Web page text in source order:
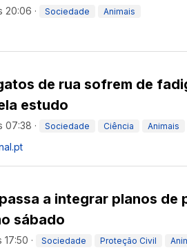
20:06 · Sociedade Animais
de rua sofrem de
estudo
07:38 · Sociedade Ciência Animais
a integrar planos de
sábado
· Sociedade Proteção Civil